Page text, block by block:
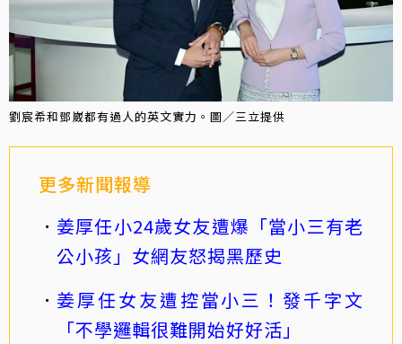
劉宸希和鄧崴都有過人的英文實力。圖／三立提供
更多新聞報導
姜厚任小24歲女友遭爆「當小三有老
公小孩」女網友怒揭黑歷史
姜厚任女友遭控當小三！發千字文
「不學邏輯很難開始好好活」